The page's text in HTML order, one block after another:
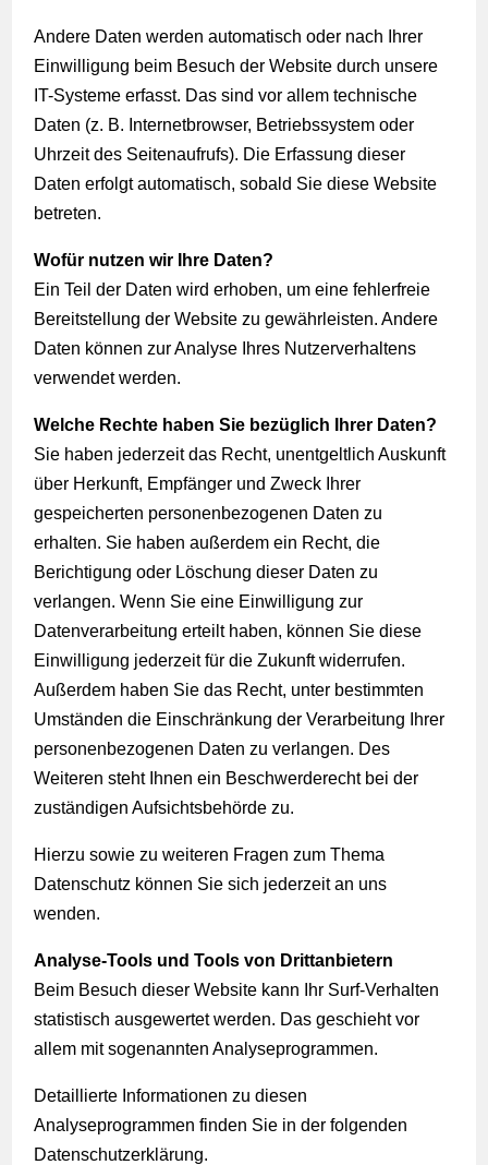
Andere Daten werden automatisch oder nach Ihrer
Einwilligung beim Besuch der Website durch unsere
IT-Systeme erfasst. Das sind vor allem technische
Daten (z. B. Internetbrowser, Betriebssystem oder
Uhrzeit des Seitenaufrufs). Die Erfassung dieser
Daten erfolgt automatisch, sobald Sie diese Website
betreten.
Wofür nutzen wir Ihre Daten?
Ein Teil der Daten wird erhoben, um eine fehlerfreie
Bereitstellung der Website zu gewährleisten. Andere
Daten können zur Analyse Ihres Nutzerverhaltens
verwendet werden.
Welche Rechte haben Sie bezüglich Ihrer Daten?
Sie haben jederzeit das Recht, unentgeltlich Auskunft
über Herkunft, Empfänger und Zweck Ihrer
gespeicherten personenbezogenen Daten zu
erhalten. Sie haben außerdem ein Recht, die
Berichtigung oder Löschung dieser Daten zu
verlangen. Wenn Sie eine Einwilligung zur
Datenverarbeitung erteilt haben, können Sie diese
Einwilligung jederzeit für die Zukunft widerrufen.
Außerdem haben Sie das Recht, unter bestimmten
Umständen die Einschränkung der Verarbeitung Ihrer
personenbezogenen Daten zu verlangen. Des
Weiteren steht Ihnen ein Beschwerderecht bei der
zuständigen Aufsichtsbehörde zu.
Hierzu sowie zu weiteren Fragen zum Thema
Datenschutz können Sie sich jederzeit an uns
wenden.
Analyse-Tools und Tools von Dritt­anbietern
Beim Besuch dieser Website kann Ihr Surf-Verhalten
statistisch ausgewertet werden. Das geschieht vor
allem mit sogenannten Analyseprogrammen.
Detaillierte Informationen zu diesen
Analyseprogrammen finden Sie in der folgenden
Datenschutzerklärung.